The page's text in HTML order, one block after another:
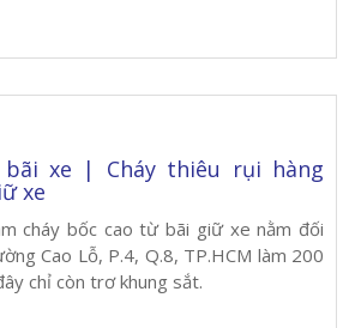
xe | Cháy thiêu rụi hàng
xe
cháy bốc cao từ bãi giữ xe nằm đối
Cao Lỗ, P.4, Q.8, TP.HCM làm 200
chỉ còn trơ khung sắt.